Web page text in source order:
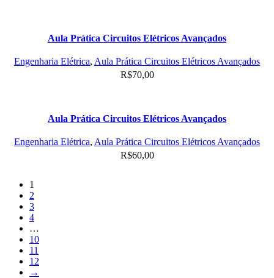
Aula Prática Circuitos Elétricos Avançados
Engenharia Elétrica, Aula Prática Circuitos Elétricos Avançados
R$70,00
Aula Prática Circuitos Elétricos Avançados
Engenharia Elétrica, Aula Prática Circuitos Elétricos Avançados
R$60,00
1
2
3
4
…
10
11
12
→